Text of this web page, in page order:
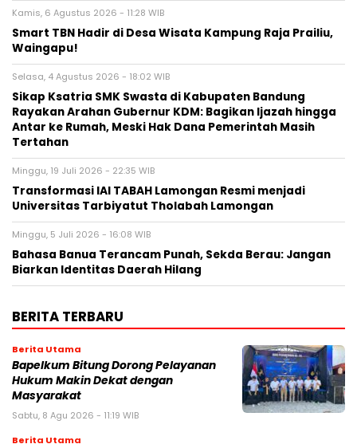
Kamis, 6 Agustus 2026 - 11:28 WIB
Smart TBN Hadir di Desa Wisata Kampung Raja Prailiu,
Waingapu!
Selasa, 4 Agustus 2026 - 18:02 WIB
Sikap Ksatria SMK Swasta di Kabupaten Bandung
Rayakan Arahan Gubernur KDM: Bagikan Ijazah hingga
Antar ke Rumah, Meski Hak Dana Pemerintah Masih
Tertahan
Minggu, 19 Juli 2026 - 22:35 WIB
Transformasi IAI TABAH Lamongan Resmi menjadi
Universitas Tarbiyatut Tholabah Lamongan
Minggu, 5 Juli 2026 - 16:08 WIB
Bahasa Banua Terancam Punah, Sekda Berau: Jangan
Biarkan Identitas Daerah Hilang
BERITA TERBARU
Berita Utama
Bapelkum Bitung Dorong Pelayanan
Hukum Makin Dekat dengan
Masyarakat
Sabtu, 8 Agu 2026 - 11:19 WIB
Berita Utama